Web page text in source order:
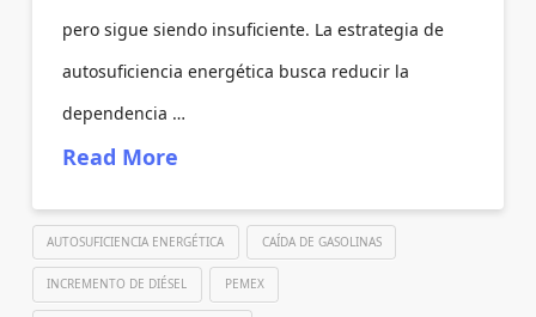
pero sigue siendo insuficiente. La estrategia de
autosuficiencia energética busca reducir la
dependencia …
Read More
AUTOSUFICIENCIA ENERGÉTICA CAÍDA DE GASOLINAS
INCREMENTO DE DIÉSEL PEMEX